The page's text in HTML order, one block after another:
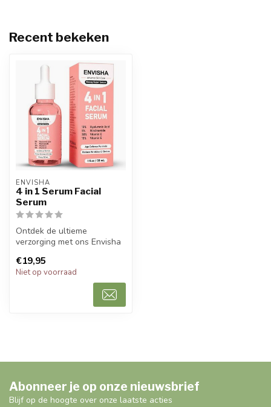
Recent bekeken
ENVISHA
4 in 1 Serum Facial
Serum
Ontdek de ultieme
verzorging met ons Envisha
Serum, een v...
€19,95
Niet op voorraad
Abonneer je op onze nieuwsbrief
Blijf op de hoogte over onze laatste acties